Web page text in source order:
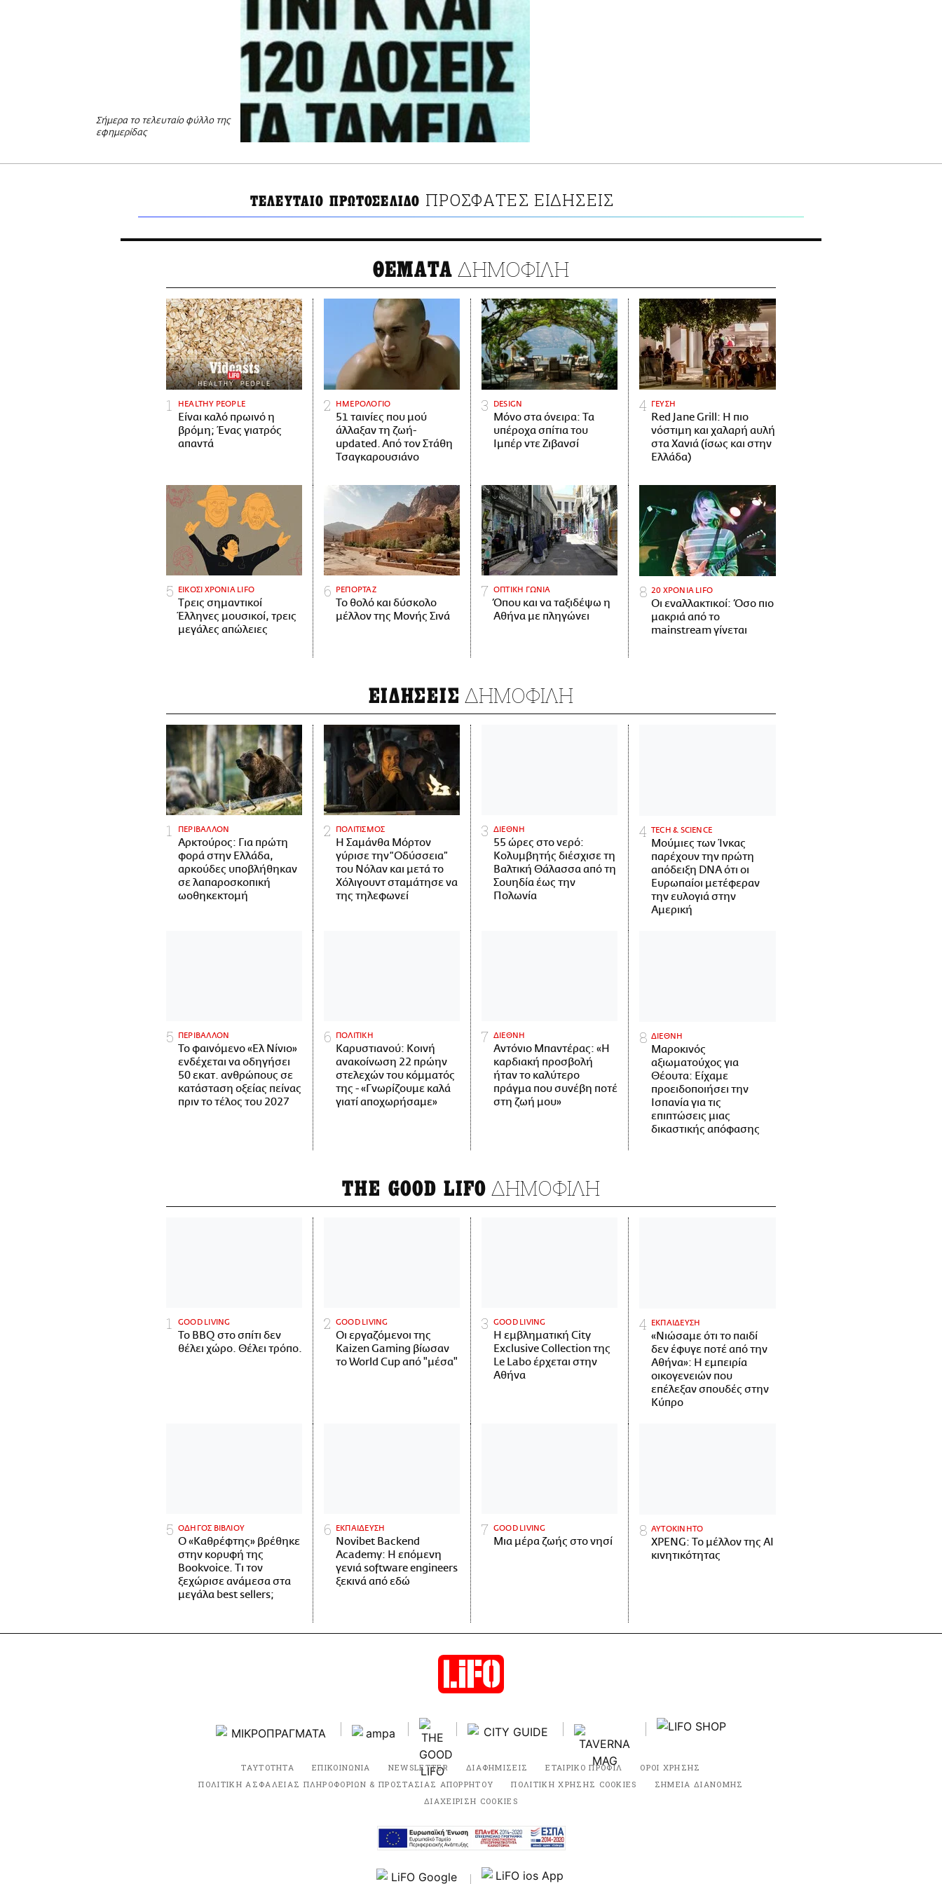
Σήμερα το τελευταίο φύλλο της
εφημερίδας
ΤΕΛΕΥΤΑΙΟ ΠΡΩΤΟΣΕΛΙΔΟ ΠΡΟΣΦΑΤΕΣ ΕΙΔΗΣΕΙΣ
ΘΕΜΑΤΑ ΔΗΜΟΦΙΛΗ
HEALTHY PEOPLE
Είναι καλό πρωινό η
βρόμη; Ένας γιατρός
απαντά
ΗΜΕΡΟΛΟΓΙΟ
51 ταινίες που μού
άλλαξαν τη ζωή-
updated. Aπό τον Στάθη
Τσαγκαρουσιάνο
DESIGN
Μόνο στα όνειρα: Τα
υπέροχα σπίτια του
Ιμπέρ ντε Ζιβανσί
ΓΕΥΣΗ
Red Jane Grill: Η πιο
νόστιμη και χαλαρή αυλή
στα Χανιά (ίσως και στην
Ελλάδα)
ΕΙΚΟΣΙ ΧΡΟΝΙΑ LIFO
Tρεις σημαντικοί
Έλληνες μουσικοί, τρεις
μεγάλες απώλειες
ΡΕΠΟΡΤΑΖ
Το θολό και δύσκολο
μέλλον της Μονής Σινά
ΟΠΤΙΚΗ ΓΩΝΙΑ
Όπου και να ταξιδέψω η
Αθήνα με πληγώνει
20 ΧΡΟΝΙΑ LIFO
Οι εναλλακτικοί: Όσο πιο
μακριά από το
mainstream γίνεται
ΕΙΔΗΣΕΙΣ ΔΗΜΟΦΙΛΗ
ΠΕΡΙΒΑΛΛΟΝ
Αρκτούρος: Για πρώτη
φορά στην Ελλάδα,
αρκούδες υποβλήθηκαν
σε λαπαροσκοπική
ωοθηκεκτομή
ΠΟΛΙΤΙΣΜΟΣ
Η Σαμάνθα Μόρτον
γύρισε την “Οδύσσεια”
του Νόλαν και μετά το
Χόλιγουντ σταμάτησε να
της τηλεφωνεί
ΔΙΕΘΝΗ
55 ώρες στο νερό:
Κολυμβητής διέσχισε τη
Βαλτική Θάλασσα από τη
Σουηδία έως την
Πολωνία
ΤECH & SCIENCE
Μούμιες των Ίνκας
παρέχουν την πρώτη
απόδειξη DNA ότι οι
Ευρωπαίοι μετέφεραν
την ευλογιά στην
Αμερική
ΠΕΡΙΒΑΛΛΟΝ
Το φαινόμενο «Ελ Νίνιο»
ενδέχεται να οδηγήσει
50 εκατ. ανθρώπους σε
κατάσταση οξείας πείνας
πριν το τέλος του 2027
ΠΟΛΙΤΙΚΗ
Καρυστιανού: Κοινή
ανακοίνωση 22 πρώην
στελεχών του κόμματός
της - «Γνωρίζουμε καλά
γιατί αποχωρήσαμε»
ΔΙΕΘΝΗ
Αντόνιο Μπαντέρας: «Η
καρδιακή προσβολή
ήταν το καλύτερο
πράγμα που συνέβη ποτέ
στη ζωή μου»
ΔΙΕΘΝΗ
Μαροκινός
αξιωματούχος για
Θέουτα: Είχαμε
προειδοποιήσει την
Ισπανία για τις
επιπτώσεις μιας
δικαστικής απόφασης
THE GOOD LIFO ΔΗΜΟΦΙΛΗ
GOOD LIVING
Το BBQ στο σπίτι δεν
θέλει χώρο. Θέλει τρόπο.
GOOD LIVING
Οι εργαζόμενοι της
Kaizen Gaming βίωσαν
το World Cup από "μέσα"
GOOD LIVING
Η εμβληματική City
Exclusive Collection της
Le Labo έρχεται στην
Αθήνα
ΕΚΠΑΙΔΕΥΣΗ
«Νιώσαμε ότι το παιδί
δεν έφυγε ποτέ από την
Αθήνα»: Η εμπειρία
οικογενειών που
επέλεξαν σπουδές στην
Κύπρο
ΟΔΗΓΟΣ ΒΙΒΛΙΟΥ
Ο «Καθρέφτης» βρέθηκε
στην κορυφή της
Bookvoice. Τι τον
ξεχώρισε ανάμεσα στα
μεγάλα best sellers;
ΕΚΠΑΙΔΕΥΣΗ
Novibet Backend
Academy: Η επόμενη
γενιά software engineers
ξεκινά από εδώ
GOOD LIVING
Μια μέρα ζωής στο νησί
ΑΥΤΟΚΙΝΗΤΟ
XPENG: Το μέλλον της AI
κινητικότητας
ΤΑΥΤΟΤΗΤΑ ΕΠΙΚΟΙΝΩΝΙΑ NEWSLETTER ΔΙΑΦΗΜΙΣΕΙΣ ΕΤΑΙΡΙΚΟ ΠΡΟΦΙΛ
ΟΡΟΙ ΧΡΗΣΗΣ
ΠΟΛΙΤΙΚΗ ΑΣΦΑΛΕΙΑΣ ΠΛΗΡΟΦΟΡΙΩΝ & ΠΡΟΣΤΑΣΙΑΣ ΑΠΟΡΡΗΤΟΥ
ΠΟΛΙΤΙΚΗ ΧΡΗΣΗΣ COOKIES
ΣΗΜΕΙΑ ΔΙΑΝΟΜΗΣ
ΔΙΑΧΕΙΡΙΣΗ COOKIES